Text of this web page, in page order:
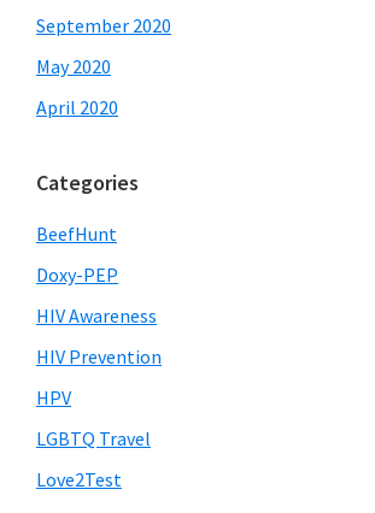
September 2020
May 2020
April 2020
Categories
BeefHunt
Doxy-PEP
HIV Awareness
HIV Prevention
HPV
LGBTQ Travel
Love2Test